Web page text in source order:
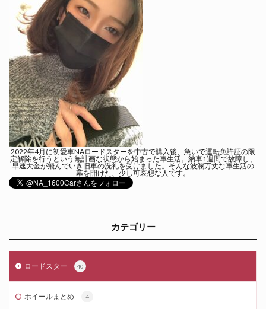
2022年4月に初愛車NAロードスターを中古で購入後、急いで運転免許証の限
定解除を行うという無計画な状態から始まった車生活。納車1週間で故障し、
早速大金が飛んでいき旧車の洗礼を受けました。そんな波瀾万丈な車生活の
幕を開けた、少し可哀想な人です。
カテゴリー
ロードスター 40
ホイールまとめ 4